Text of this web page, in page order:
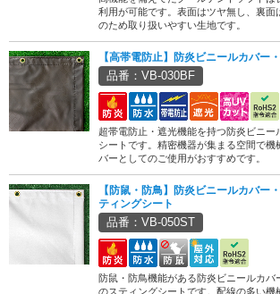
利用が可能です。表面はツヤ無し、裏面
のため取り扱いやすい生地です。
【高帯電防止】防炎ビニールカバー
品番：VB-030BF
超帯電防止・遮光機能を持つ防炎ビニー
シートです。精密機器が集まる空間で機
バーとしてのご使用がおすすめです。
【防鼠・防鳥】防炎ビニールカバー
ティングシート
品番：VB-050ST
防鼠・防鳥機能がある防炎ビニールカバ
のスティングシートです。配線の多い機